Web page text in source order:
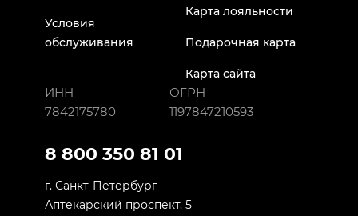
Условия
обслуживания
Карта лояльности
Подарочная карта
Карта сайта
ИНН
7842175780
ОГРН
1197847210593
8 800 350 81 01
г. Санкт-Петербург
Аптекарский проспект, 5